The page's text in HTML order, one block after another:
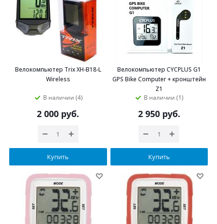
Велокомпьютер Trix XH-B18-L
Wireless
В наличии (4)
2 000 руб.
Купить
Велокомпьютер CYCPLUS G1
GPS Bike Computer + кронштейн
Z1
В наличии (1)
2 950руб.
Купить